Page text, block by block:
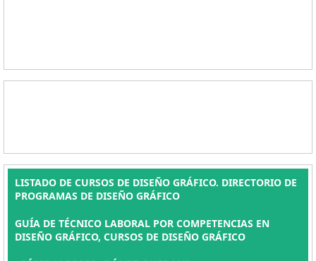
LISTADO DE CURSOS DE DISEÑO GRÁFICO. DIRECTORIO DE
PROGRAMAS DE DISEÑO GRÁFICO
GUÍA DE TÉCNICO LABORAL POR COMPETENCIAS EN
DISEÑO GRÁFICO, CURSOS DE DISEÑO GRÁFICO